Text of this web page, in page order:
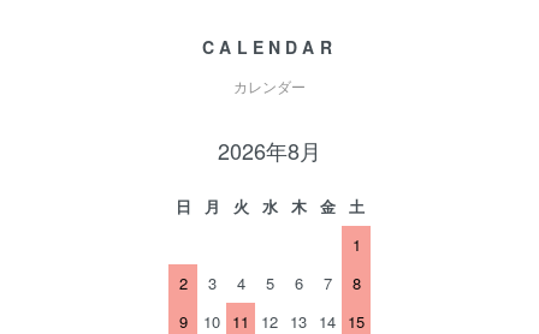
CALENDAR
カレンダー
2026年8月
日 月 火 水 木 金
土
1
2
3 4 5 6 7
8
9
10 11 12 13 14 15